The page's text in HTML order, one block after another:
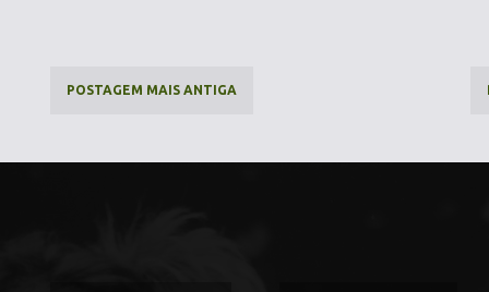
POSTAGEM MAIS ANTIGA